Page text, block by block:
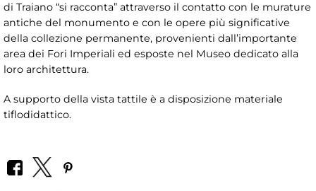
di Traiano “si racconta” attraverso il contatto con le murature
antiche del monumento e con le opere più significative
della collezione permanente, provenienti dall’importante
area dei Fori Imperiali ed esposte nel Museo dedicato alla
loro architettura.
A supporto della vista tattile è a disposizione materiale
tiflodidattico.